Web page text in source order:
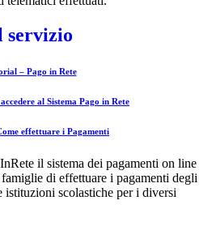
servizio
– Pago in Rete
al Sistema Pago in Rete
effettuare i Pagamenti
il sistema dei pagamenti on line
di effettuare i pagamenti degli
istituzioni scolastiche per i diversi